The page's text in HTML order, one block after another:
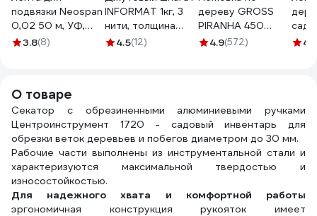
подвязки Neospan
0,02 50 м, УФ,
белый,
3.8(8)
INFORMAT 1кг, 3
нити, толщина
3мм, 1680 текс
4.5(12)
дереву GROSS
PIRANHA 450
мм,11-12
4.9(572) 4.2
О товаре
Секатор с обрезиненными алюминиевыми ручками
Центроинструмент 1720 - садовый инвентарь для
обрезки веток деревьев и побегов диаметром до 30 мм.
Рабочие части выполнены из инструментальной стали и
характеризуются максимальной твердостью и
износостойкостью.
Для надежного хвата и комфортной работы
эргономичная конструкция рукояток имеет